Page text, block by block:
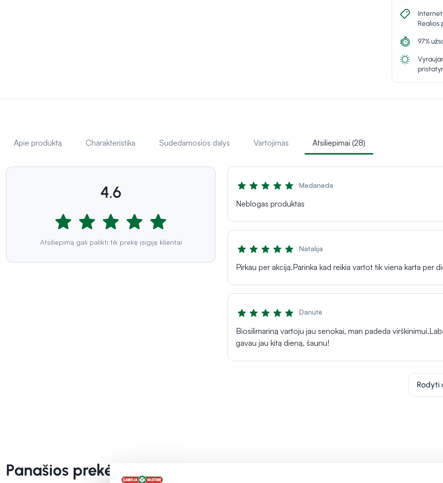
Realios
97%
Apie produktą Charakteristika Sudedamosios dalys Vartojimas Atsiliepimai (28)
4.6
Atsiliepimą gali palikti tik prekę įsigiję klientai
Medaneda
Neblogas produktas
Natalija
Pirkau per akciją.Parinka kad reikia vartot tik viena karta per
Danutė
Biosilimariną vartoju jau senokai, man padeda
gavau jau kitą dieną, šaunu!
Rodyti
Panašios prekės